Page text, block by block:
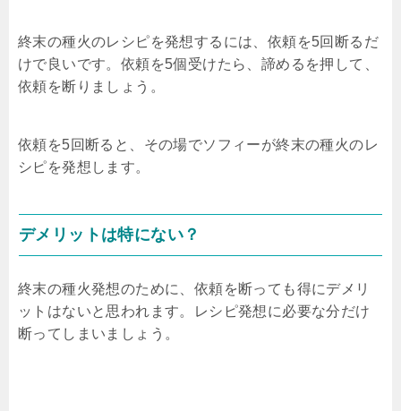
終末の種火のレシピを発想するには、依頼を5回断るだ
けで良いです。依頼を5個受けたら、諦めるを押して、
依頼を断りましょう。
依頼を5回断ると、その場でソフィーが終末の種火のレ
シピを発想します。
デメリットは特にない？
終末の種火発想のために、依頼を断っても得にデメリ
ットはないと思われます。レシピ発想に必要な分だけ
断ってしまいましょう。